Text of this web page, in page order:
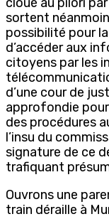
sortent
possibilité pour la
d’accéder aux
citoyens par les
d’une cour de
approfondie
des procédures
l’insu du
signature de ce
trafiquant
Ouvrons une
train déraille à